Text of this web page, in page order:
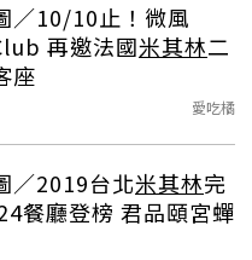
／10/10止！微風
再邀法國米其林二
座
愛吃橘
／2019台北米其林完
餐廳登榜 君品頤宮蟬